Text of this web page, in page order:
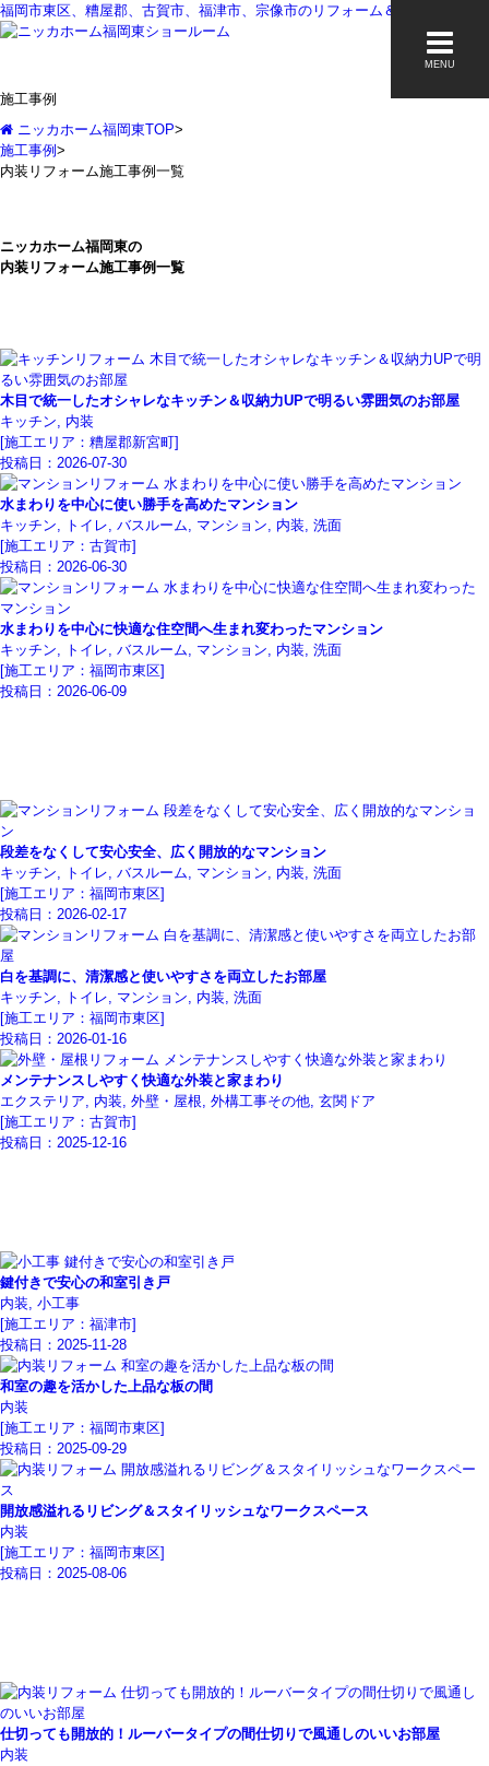
福岡市東区、糟屋郡、古賀市、福津市、宗像市のリフォーム＆増改築なら
MENU
施工事例
ニッカホーム福岡東TOP>
施工事例 >
内装リフォーム施工事例一覧
ニッカホーム福岡東の
内装リフォーム施工事例一覧
木目で統一したオシャレなキッチン＆収納力UPで明るい雰囲気のお部屋
キッチン, 内装
[施工エリア：糟屋郡新宮町]
投稿日： 2026-07-30
水まわりを中心に使い勝手を高めたマンション
キッチン, トイレ, バスルーム, マンション, 内装, 洗面
[施工エリア：古賀市]
投稿日： 2026-06-30
水まわりを中心に快適な住空間へ生まれ変わったマンション
キッチン, トイレ, バスルーム, マンション, 内装, 洗面
[施工エリア：福岡市東区]
投稿日： 2026-06-09
段差をなくして安心安全、広く開放的なマンション
キッチン, トイレ, バスルーム, マンション, 内装, 洗面
[施工エリア：福岡市東区]
投稿日： 2026-02-17
白を基調に、清潔感と使いやすさを両立したお部屋
キッチン, トイレ, マンション, 内装, 洗面
[施工エリア：福岡市東区]
投稿日： 2026-01-16
メンテナンスしやすく快適な外装と家まわり
エクステリア, 内装, 外壁・屋根, 外構工事その他, 玄関ドア
[施工エリア：古賀市]
投稿日： 2025-12-16
鍵付きで安心の和室引き戸
内装, 小工事
[施工エリア：福津市]
投稿日： 2025-11-28
和室の趣を活かした上品な板の間
内装
[施工エリア：福岡市東区]
投稿日： 2025-09-29
開放感溢れるリビング＆スタイリッシュなワークスペース
内装
[施工エリア：福岡市東区]
投稿日： 2025-08-06
仕切っても開放的！ルーバータイプの間仕切りで風通しのいいお部屋
内装